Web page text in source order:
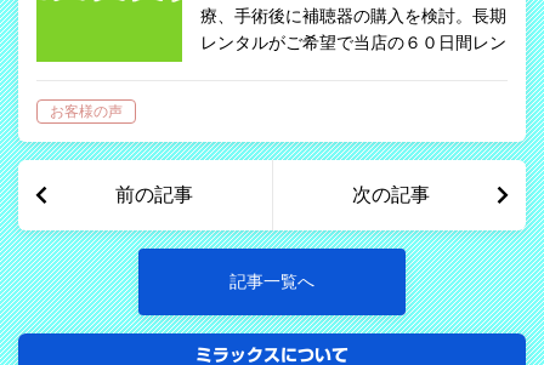
療、手術後に補聴器の購入を検討。長期
レンタルがご希望で当店の６０日間レン
り） &…
お客様の声
前の記事 次の記事
記事一覧へ
ミラックスについて